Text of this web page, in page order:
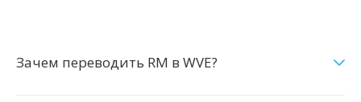
Зачем переводить RM в WVE?